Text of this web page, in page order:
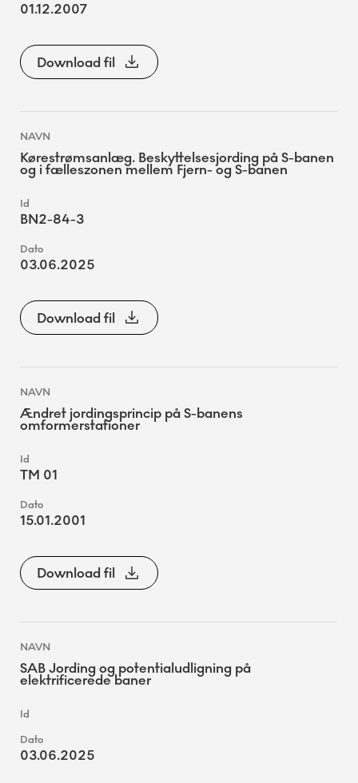
01.12.2007
Download fil
Kørestrømsanlæg. Beskyttelsesjording på S-banen
og i fælleszonen mellem Fjern- og S-banen
BN2-84-3
03.06.2025
Download fil
Ændret jordingsprincip på S-banens
omformerstationer
TM 01
15.01.2001
Download fil
SAB Jording og potentialudligning på
elektrificerede baner
03.06.2025